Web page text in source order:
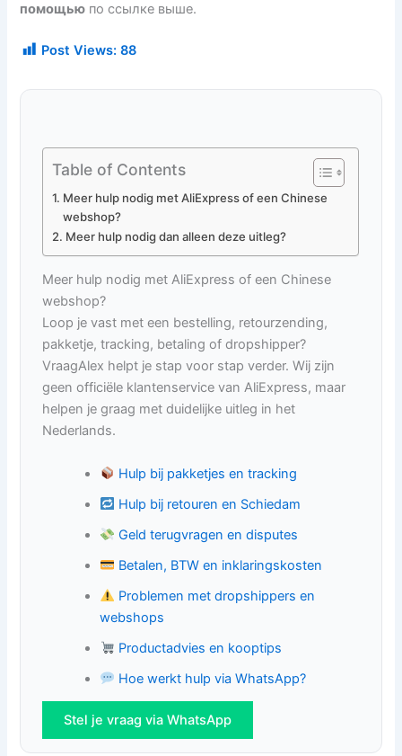
помощью по ссылке выше.
Post Views: 88
Table of Contents
Meer hulp nodig met AliExpress of een Chinese
webshop?
Meer hulp nodig dan alleen deze uitleg?
Meer hulp nodig met AliExpress of een Chinese
webshop?
Loop je vast met een bestelling, retourzending,
pakketje, tracking, betaling of dropshipper?
VraagAlex helpt je stap voor stap verder. Wij zijn
geen officiële klantenservice van AliExpress, maar
helpen je graag met duidelijke uitleg in het
Nederlands.
Hulp bij pakketjes en tracking
Hulp bij retouren en Schiedam
Geld terugvragen en disputes
Betalen, BTW en inklaringskosten
Problemen met dropshippers en
webshops
Productadvies en kooptips
Hoe werkt hulp via WhatsApp?
Stel je vraag via WhatsApp